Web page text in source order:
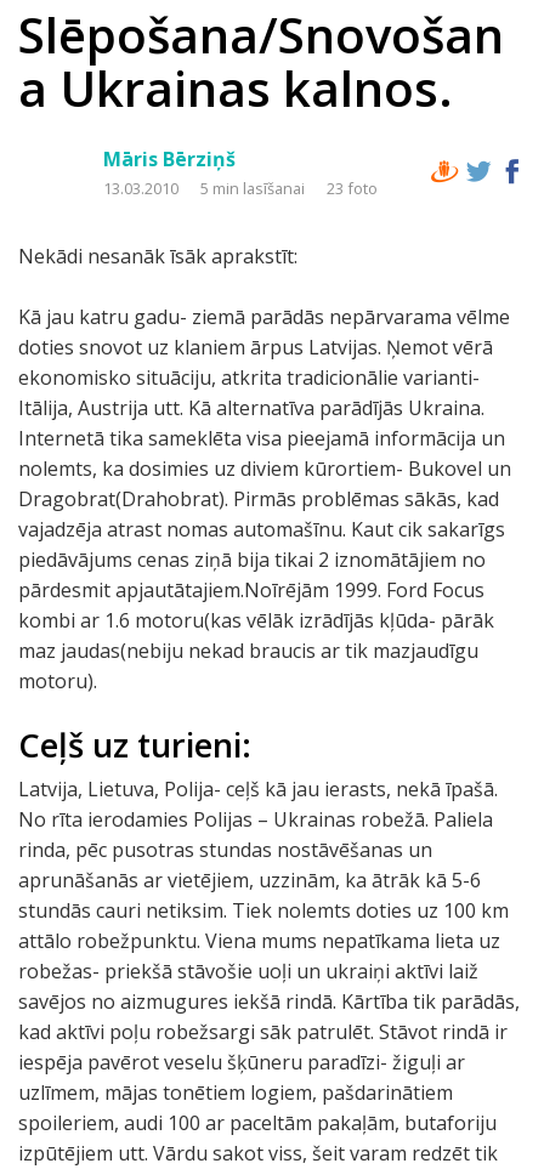
Slēpošana/Snovošan
a Ukrainas kalnos.
Māris Bērziņš
13.03.2010 5 min lasīšanai 23 foto
Nekādi nesanāk īsāk aprakstīt:
Kā jau katru gadu- ziemā parādās nepārvarama vēlme
doties snovot uz klaniem ārpus Latvijas. Ņemot vērā
ekonomisko situāciju, atkrita tradicionālie varianti-
Itālija, Austrija utt. Kā alternatīva parādījās Ukraina.
Internetā tika sameklēta visa pieejamā informācija un
nolemts, ka dosimies uz diviem kūrortiem- Bukovel un
Dragobrat(Drahobrat). Pirmās problēmas sākās, kad
vajadzēja atrast nomas automašīnu. Kaut cik sakarīgs
piedāvājums cenas ziņā bija tikai 2 iznomātājiem no
pārdesmit apjautātajiem.Noīrējām 1999. Ford Focus
kombi ar 1.6 motoru(kas vēlāk izrādījās kļūda- pārāk
maz jaudas(nebiju nekad braucis ar tik mazjaudīgu
motoru).
Ceļš uz turieni:
Latvija, Lietuva, Polija- ceļš kā jau ierasts, nekā īpašā.
No rīta ierodamies Polijas – Ukrainas robežā. Paliela
rinda, pēc pusotras stundas nostāvēšanas un
aprunāšanās ar vietējiem, uzzinām, ka ātrāk kā 5-6
stundās cauri netiksim. Tiek nolemts doties uz 100 km
attālo robežpunktu. Viena mums nepatīkama lieta uz
robežas- priekšā stāvošie uoļi un ukraiņi aktīvi laiž
savējos no aizmugures iekšā rindā. Kārtība tik parādās,
kad aktīvi poļu robežsargi sāk patrulēt. Stāvot rindā ir
iespēja pavērot veselu šķūneru paradīzi- žiguļi ar
uzlīmem, mājas tonētiem logiem, pašdarinātiem
spoileriem, audi 100 ar paceltām pakaļām, butaforiju
izpūtējiem utt. Vārdu sakot viss, šeit varam redzēt tik